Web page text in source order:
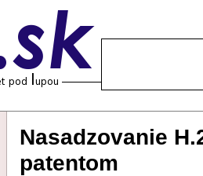
Nasadzovanie
patentom